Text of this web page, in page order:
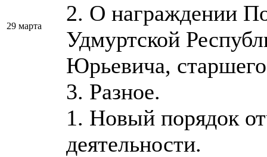
29 марта
2. О награждении
Удмуртской
Юрьевича,
3. Разное.
1. Новый порядок
деятельности.